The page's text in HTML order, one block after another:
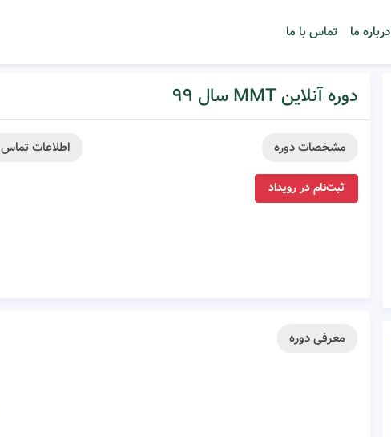
درباره ما تماس با ما
دوره آنلاین MMT سال ۹۹
اطلاعات تماس مشخصات دوره
ثبت‌نام در رویداد
معرفی دوره